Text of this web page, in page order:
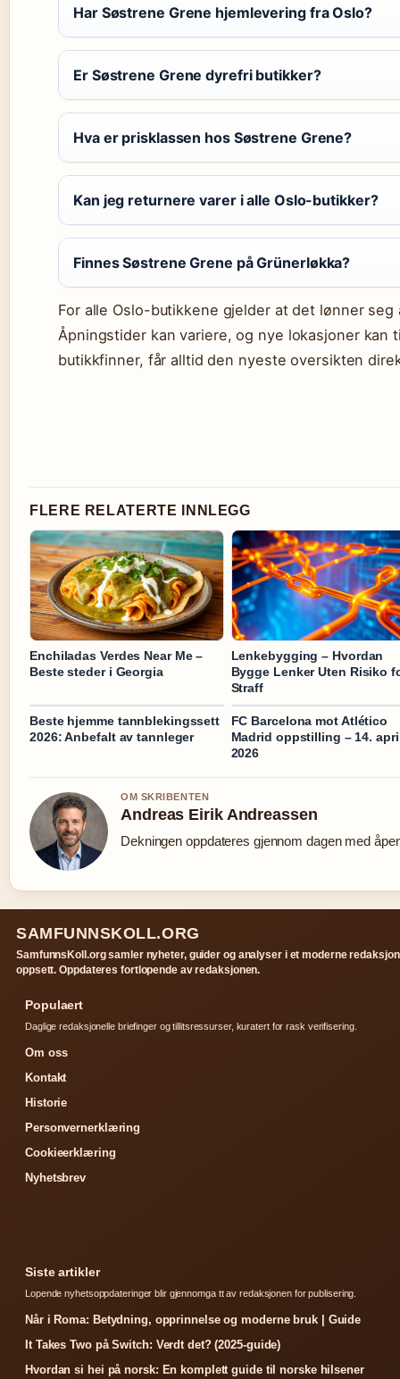
Har Søstrene Grene hjemlevering fra Oslo?
Er Søstrene Grene dyrefri butikker?
Hva er prisklassen hos Søstrene Grene?
Kan jeg returnere varer i alle Oslo-butikker?
Finnes Søstrene Grene på Grünerløkka?
For alle Oslo-butikkene gjelder at det lønner
Åpningstider kan variere, og nye lokasjoner kan
butikkfinner, får alltid den nyeste oversikten
FLERE RELATERTE INNLEGG
Enchiladas Verdes Near Me –
Beste steder i Georgia
Lenkebygging – Hvordan
Bygge Lenker Uten Risiko
Straff
Beste hjemme tannblekingssett
2026: Anbefalt av tannleger
FC Barcelona mot Atlético
Madrid oppstilling – 14.
2026
OM SKRIBENTEN
Andreas Eirik Andreassen
Dekningen oppdateres gjennom dagen med
SAMFUNNSKOLL.ORG
SamfunnsKoll.org samler nyheter, guider og analyser i et moderne
oppsett. Oppdateres fortlopende av redaksjonen.
Populaert
Daglige redaksjonelle briefinger og tillitsressurser, kuratert for rask verifisering.
Om oss
Kontakt
Historie
Personvernerklæring
Cookieerklæring
Nyhetsbrev
Siste artikler
Lopende nyhetsoppdateringer blir gjennomga tt av redaksjonen for publisering.
Når i Roma: Betydning, opprinnelse og moderne bruk | Guide
It Takes Two på Switch: Verdt det? (2025-guide)
Hvordan si hei på norsk: En komplett guide til norske hilsener